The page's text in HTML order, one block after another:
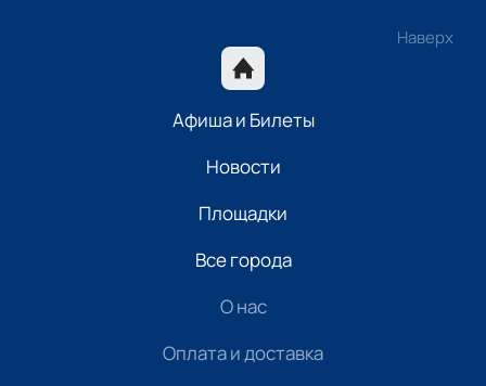
Наверх
Афиша и Билеты
Новости
Площадки
Все города
О нас
Оплата и доставка